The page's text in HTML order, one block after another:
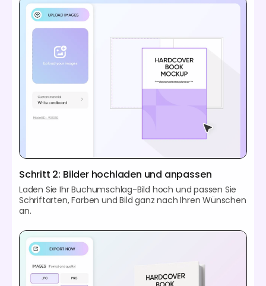
Schritt 2: Bilder hochladen und anpassen
Laden Sie Ihr Buchumschlag-Bild hoch und passen Sie
Schriftarten, Farben und Bild ganz nach Ihren Wünschen
an.